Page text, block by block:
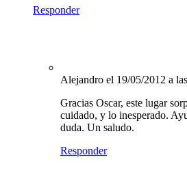
Responder
Alejandro el 19/05/2012 a
Gracias Oscar, este lugar
cuidado, y lo inesperado.
duda. Un saludo.
Responder